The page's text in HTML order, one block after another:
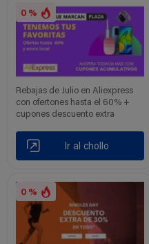
0 %
Rebajas de Julio en Aliexpress
con ofertones hasta el 60% +
cupones descuento extra
Ir al chollo
0 %